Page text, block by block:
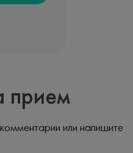
прием
или напишите